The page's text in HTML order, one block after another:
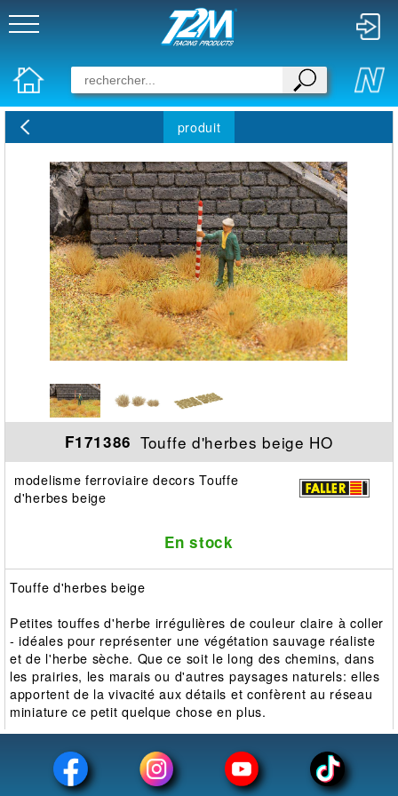
produit
F171386 Touffe d'herbes beige HO
modelisme ferroviaire decors Touffe
d'herbes beige
En stock
Touffe d'herbes beige
Petites touffes d'herbe irrégulières de couleur claire à coller
- idéales pour représenter une végétation sauvage réaliste
et de l'herbe sèche. Que ce soit le long des chemins, dans
les prairies, les marais ou d'autres paysages naturels: elles
apportent de la vivacité aux détails et confèrent au réseau
miniature ce petit quelque chose en plus.